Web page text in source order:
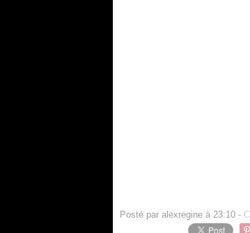
Posté par alexregine à 23:10 -